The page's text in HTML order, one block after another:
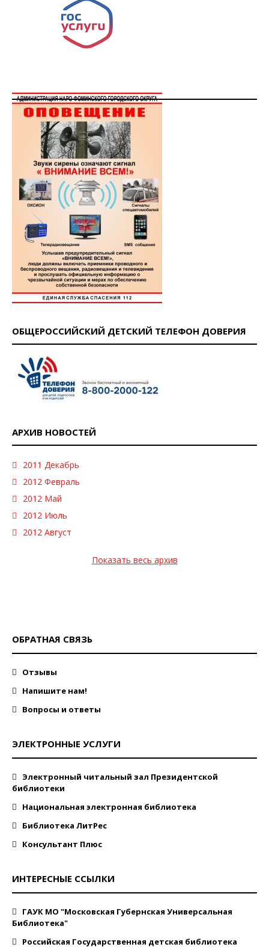
ОБЩЕРОССИЙСКИЙ ДЕТСКИЙ ТЕЛЕФОН ДОВЕРИЯ
АРХИВ НОВОСТЕЙ
2011 Декабрь
2012 Февраль
2012 Май
2012 Июль
2012 Август
Показать весь архив
ОБРАТНАЯ СВЯЗЬ
Отзывы
Напишите нам!
Вопросы и ответы
ЭЛЕКТРОННЫЕ УСЛУГИ
Электронный читальный зал Президентской
библиотеки
Национальная электронная библиотека
Библиотека ЛитРес
Консультант Плюс
ИНТЕРЕСНЫЕ ССЫЛКИ
ГАУК МО "Московская Губернская Универсальная
Библиотека"
Российская Государственная детская библиотека